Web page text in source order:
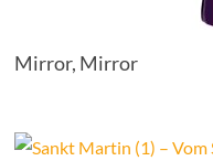
Mirror, Mirror